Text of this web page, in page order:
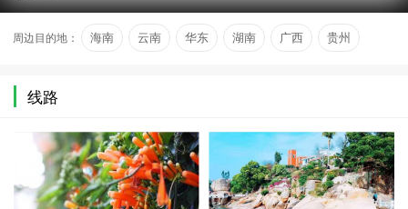
周边目的地： 海南 云南 华东 湖南 广西 贵州
线路